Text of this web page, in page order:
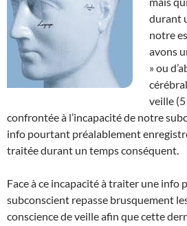
durant
notre
avons
» ou
veille
confrontée à l’incapacité de notre
info pourtant préalablement
traitée durant un temps conséquent.
Face à ce incapacité à traiter une info
subconscient repasse brusquement
conscience de veille afin que cette